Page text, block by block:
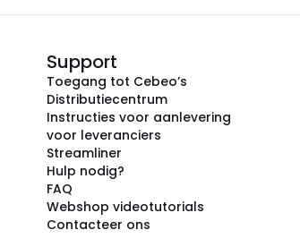
Support
Toegang tot Cebeo’s
Distributiecentrum
Instructies voor aanlevering
voor leveranciers
Streamliner
Hulp nodig?
FAQ
Webshop videotutorials
Contacteer ons